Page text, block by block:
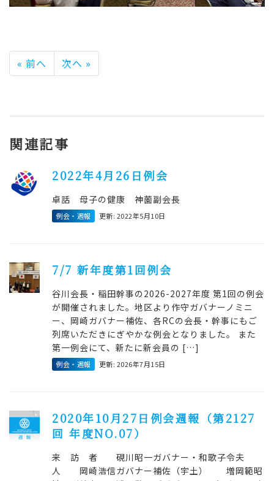
« 前へ 次へ »
関連記事
2022年4月26日例会
卓話 母子の健康 神薗副会長
例会・週報 更新: 2022年5月10日
7/7 新年度第1回例会
谷川会長・稲田幹事の2026-2027年度 第1回の例会
が開催されました。地区より作守ガバナーノミニ
ー、岡崎ガバナー補佐、各RCの会長・幹事にもご
列席いただきにぎやかな例会となりました。 また
第一例会にて、新たに新会員の […]
例会・週報 更新: 2026年7月15日
2020年10月27日例会週報（第2127
回 年度NO.07）
来 訪 者 硯川昭一ガバナー・和歌子令夫
人 岡崎浩信ガバナー補佐（宇土） 増岡範昭